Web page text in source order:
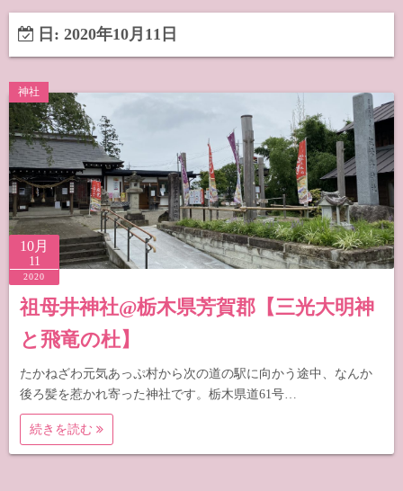
ー
日: 2020年10月11日
神社
10月
11
2020
祖母井神社@栃木県芳賀郡【三光大明神
と飛竜の杜】
たかねざわ元気あっぷ村から次の道の駅に向かう途中、なんか
後ろ髪を惹かれ寄った神社です。栃木県道61号…
続きを読む